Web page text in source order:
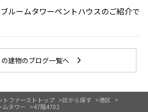
トファーストトップ 区から探す
港区
タワー
47階4702
ルームタワーペントハウスのご紹介で
の建物のブログ一覧へ